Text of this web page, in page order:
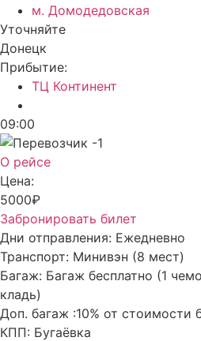
м. Домодедовская
Уточняйте
Донецк
Прибытие:
ТЦ Континент
09:00
О рейсе
Цена:
5000₽
Забронировать билет
Дни отправления: Ежедневно
Транспорт: Минивэн (8 мест)
Багаж: Багаж бесплатно (1
кладь)
Доп. багаж :10% от стоимости
КПП: Бугаёвка